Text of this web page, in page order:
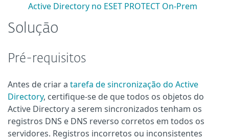
Active Directory no ESET PROTECT On-Prem
Solução
Pré-requisitos
Antes de criar a tarefa de sincronização do Active
Directory, certifique-se de que todos os objetos do
Active Directory a serem sincronizados tenham os
registros DNS e DNS reverso corretos em todos os
servidores. Registros incorretos ou inconsistentes